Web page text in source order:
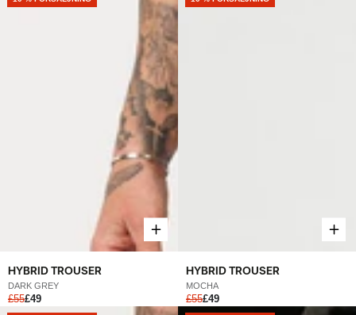
HYBRID TROUSER
DARK GREY
£55£49
HYBRID TROUSER
MOCHA
£55£49